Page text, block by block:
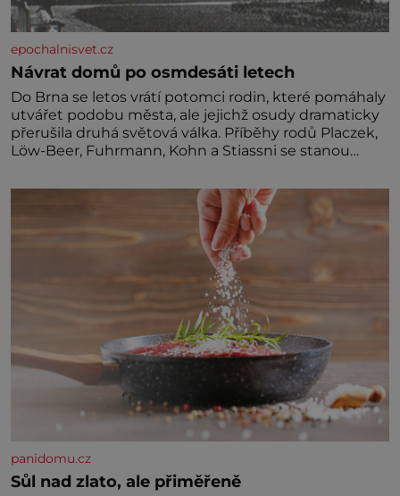
epochalnisvet.cz
Návrat domů po osmdesáti letech
Do Brna se letos vrátí potomci rodin, které pomáhaly
utvářet podobu města, ale jejichž osudy dramaticky
přerušila druhá světová válka. Příběhy rodů Placzek,
Löw-Beer, Fuhrmann, Kohn a Stiassni se stanou
židovské kultury ŠTETL FEST 2026. Některé návraty
nejsou jednoduché. Místa, která si člověk pamatuje z
rodinných vyprávění, už dávno
panidomu.cz
Sůl nad zlato, ale přiměřeně